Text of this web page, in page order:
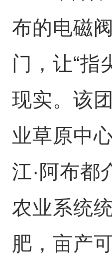
布的电磁
门，让“指
现实。该
业草原中
江·阿布都
农业系统
肥，亩产